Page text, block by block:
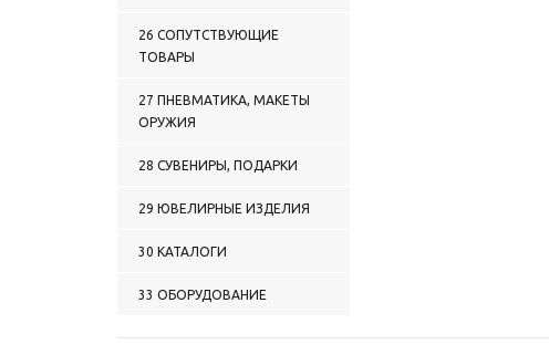
0152 ШАРФЫ ПРОЧИЕ
(ШЕЛК ПОЛИЭФИРНЫЙ)
0157 ПЕРЧАТКИ КОЖАНЫЕ
С ОБРЕЗАННЫМИ
0159 РУКАВИЦЫ КОЖАНЫЕ
0161 РУКАВИЦЫ ПРОЧИЕ
26 СОПУТСТВУЮЩИЕ
ТОВАРЫ
27 ПНЕВМАТИКА, МАКЕТЫ
ОРУЖИЯ
28 СУВЕНИРЫ, ПОДАРКИ
29 ЮВЕЛИРНЫЕ ИЗДЕЛИЯ
30 КАТАЛОГИ
33 ОБОРУДОВАНИЕ